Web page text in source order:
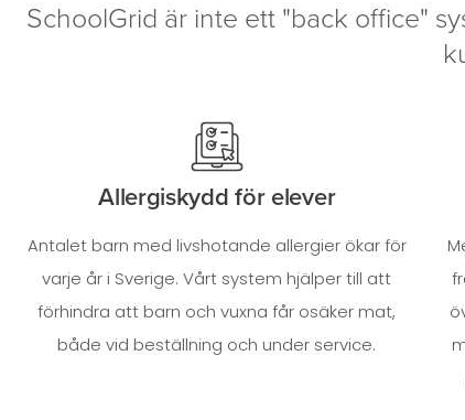
SchoolGrid är inte ett "back office"
Allergiskydd för elever
Antalet barn med livshotande allergier ökar för
varje år i Sverige. Vårt system hjälper till att
förhindra att barn och vuxna får osäker mat,
både vid beställning och under service.